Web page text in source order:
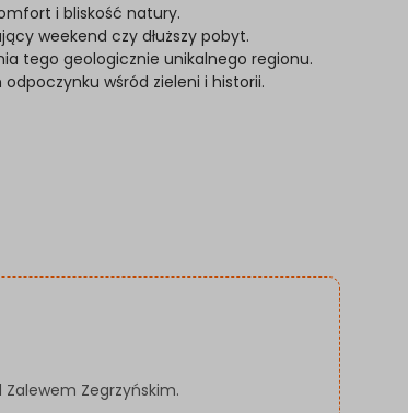
i bliskość natury.
weekend czy dłuższy pobyt.
tego geologicznie unikalnego regionu.
wśród zieleni i historii.
Zegrzyńskim.